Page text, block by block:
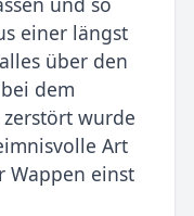
einer längst
über den
dem
wurde
Art
Wappen einst